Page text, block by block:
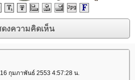
16 กุมภาพันธ์ 2553 4:57:28 น.